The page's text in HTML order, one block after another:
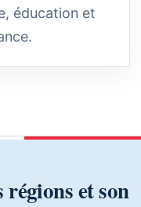
éducation et
et son